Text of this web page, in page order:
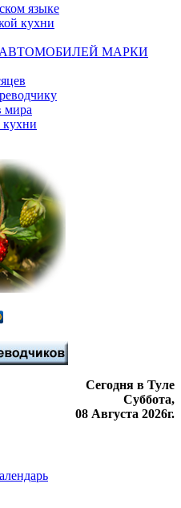
языке
кухни
МАРКИ
мира
кухни
Сегодня в Туле
Суббота,
08 Августа 2026г.